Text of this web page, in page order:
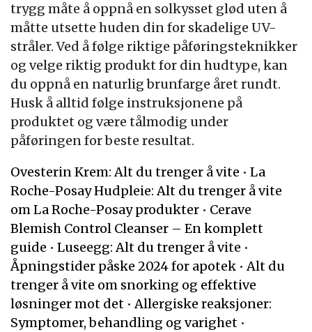
trygg måte å oppnå en solkysset glød uten å
måtte utsette huden din for skadelige UV-
stråler. Ved å følge riktige påføringsteknikker
og velge riktig produkt for din hudtype, kan
du oppnå en naturlig brunfarge året rundt.
Husk å alltid følge instruksjonene på
produktet og være tålmodig under
påføringen for beste resultat.
Ovesterin Krem: Alt du trenger å vite • La
Roche-Posay Hudpleie: Alt du trenger å vite
om La Roche-Posay produkter • Cerave
Blemish Control Cleanser – En komplett
guide • Luseegg: Alt du trenger å vite •
Åpningstider påske 2024 for apotek •Alt du
trenger å vite om snorking og effektive
løsninger mot det •Allergiske reaksjoner:
Symptomer, behandling og varighet •